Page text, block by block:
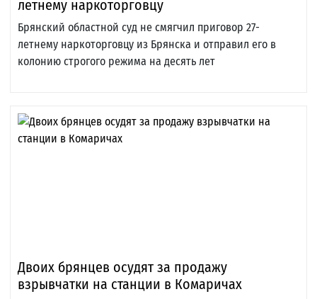
летнему наркоторговцу
Брянский областной суд не смягчил приговор 27-
летнему наркоторговцу из Брянска и отправил его в
колонию строгого режима на десять лет
Двоих брянцев осудят за продажу
взрывчатки на станции в Комаричах